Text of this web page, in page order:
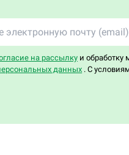
на рассылку и обработку
данных . С